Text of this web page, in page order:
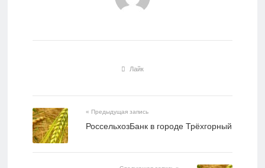
Лайк
« Предыдущая запись
РоссельхозБанк в городе Трёхгорный